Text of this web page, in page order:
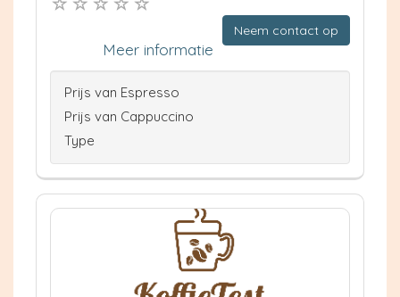
Neem contact op
Meer informatie
Prijs van Espresso
Prijs van Cappuccino
Type